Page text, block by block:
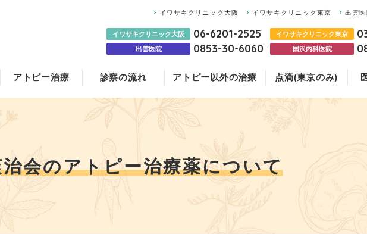
イワサキクリニック大阪 イワサキクリニック東京 出雲医
イワサキクリニック大阪 06-6201-2525 イワサキクリニック東京
出雲医院 0853-30-6060 国沢内科医院
医師のご紹介
ステロイド治療との違いについて
アトピー治療
アトピー治療薬について
よくあるご質問
診察の流れ アトピー以外の治療
病
赤ちゃんの湿疹にお悩みの方
医院のみ）
点滴(東京のみ)
NMN点滴
阪
イワサキクリニック東京
国沢内科医院
会のアトピー治療薬について